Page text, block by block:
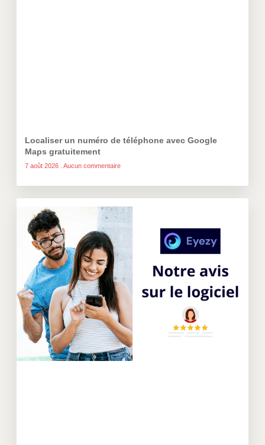
Localiser un numéro de téléphone avec Google
Maps gratuitement
7 août 2026 Aucun commentaire